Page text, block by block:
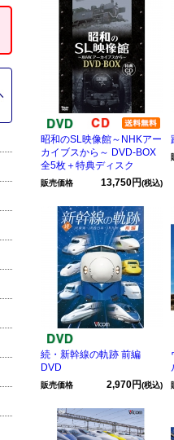
昭和のSL映像館～NHKアー
カイブスから～ DVD-BOX
全5枚＋特典ディスク
販売価格 13,750円(税込)
続・新幹線の軌跡 前編
DVD
販売価格 2,970円(税込)